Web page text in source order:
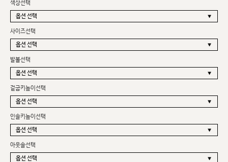
색상선택
사이즈선택
발볼선택
겉굽키높이선택
인솔키높이선택
아웃솔선택